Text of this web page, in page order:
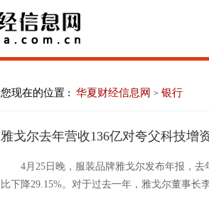
您现在的位置 : 华夏财经信息网 > 银行
雅戈尔去年营收136亿对夸父科技增
4月25日晚，服装品牌雅戈尔发布年报，去
比下降29.15%。对于过去一年，雅戈尔董事长